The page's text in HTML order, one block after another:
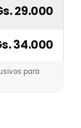
29.000
34.000
para